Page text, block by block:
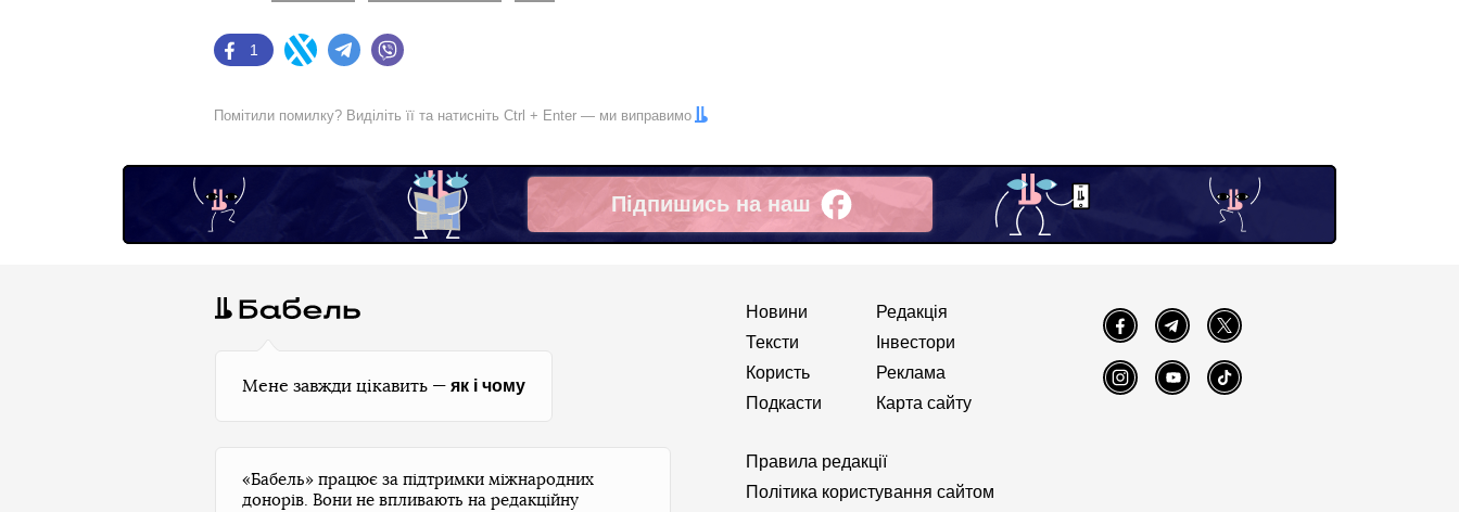
Facebook
1
Twitter Telegram
Помітили помилку? Виділіть її та натисніть Ctrl + Enter — ми виправимо
Підпишись на наш
Facebook
Мене завжди цікавить — як і чому
Новини
Тексти
Користь
Подкасти
Редакція
Інвестори
Реклама
Карта сайту
FacebookTelegram Twitter
InstagramYouTube TikTok
Правила редакції
Політика користування сайтом
«Бабель» працює за підтримки міжнародних
донорів. Вони не впливають на редакційну